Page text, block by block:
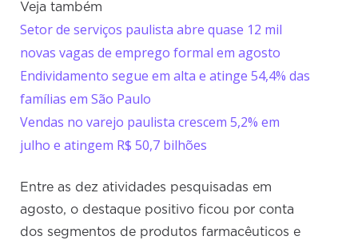
Veja também
Setor de serviços paulista abre quase 12 mil
novas vagas de emprego formal em agosto
Endividamento segue em alta e atinge 54,4% das
famílias em São Paulo
Vendas no varejo paulista crescem 5,2% em
julho e atingem R$ 50,7 bilhões
Entre as dez atividades pesquisadas em
agosto, o destaque positivo ficou por conta
dos segmentos de produtos farmacêuticos e